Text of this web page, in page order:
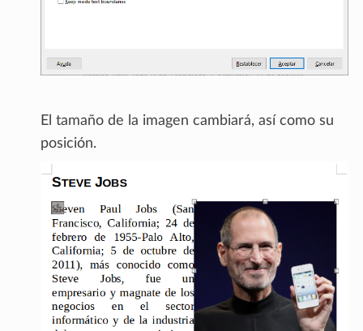
El tamaño de la imagen cambiará, así como su
posición.